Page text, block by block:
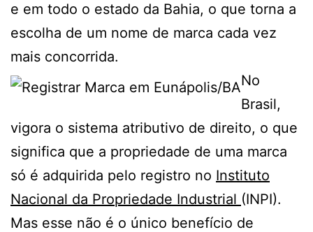
e em todo o estado da Bahia, o que torna a
escolha de um nome de marca cada vez
mais concorrida.
No
Brasil,
vigora o sistema atributivo de direito, o que
significa que a propriedade de uma marca
só é adquirida pelo registro no Instituto
Nacional da Propriedade Industrial (INPI).
Mas esse não é o único benefício de